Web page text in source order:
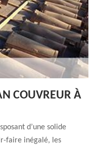
COUVREUR À
d’une solide
faire inégalé, les